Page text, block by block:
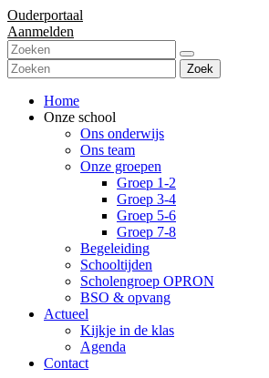
Ouderportaal
Aanmelden
Zoek
Home
Onze school
Ons onderwijs
Ons team
Onze groepen
Groep 1-2
Groep 3-4
Groep 5-6
Groep 7-8
Begeleiding
Schooltijden
Scholengroep OPRON
BSO & opvang
Actueel
Kijkje in de klas
Agenda
Contact